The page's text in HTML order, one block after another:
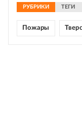
РУБРИКИ ТЕГИ
Пожары